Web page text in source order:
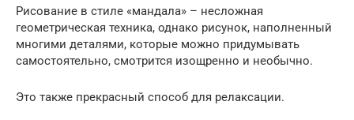
Рисование в стиле «мандала» – несложная
геометрическая техника, однако рисунок, наполненный
многими деталями, которые можно придумывать
самостоятельно, смотрится изощренно и необычно.
Это также прекрасный способ для релаксации.